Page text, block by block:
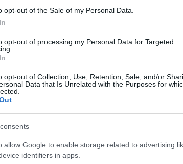
opt-out of the Sale of my Personal Data.
opt-out of processing my Personal Data for Targeted
opt-out of Collection, Use, Retention, Sale, and/or
Data that Is Unrelated with the Purposes for
allow Google to enable storage related to advertising
identifiers in apps.
kiűzni a magyar médiapiacról az Egyesült
Communicationt. Az amerikai
kiszivárgott jelentésben a magyar
A Sláger Rádió megszűnése ellen
a hallgatóságot is, arra kérte az embereket,
a kormány felé, és szimpátiájukat a
és a közösségi oldalakon
rádiók helyzetén. A két megszüntetett rádió
így a Sláger és a Danubius eltűntek a
pedig létrejött két új országos rádió a
egyeduralma
átvették a piacot: a Class FM már a
Jáksó Lászlóval és Sebestyén Balázzsal,